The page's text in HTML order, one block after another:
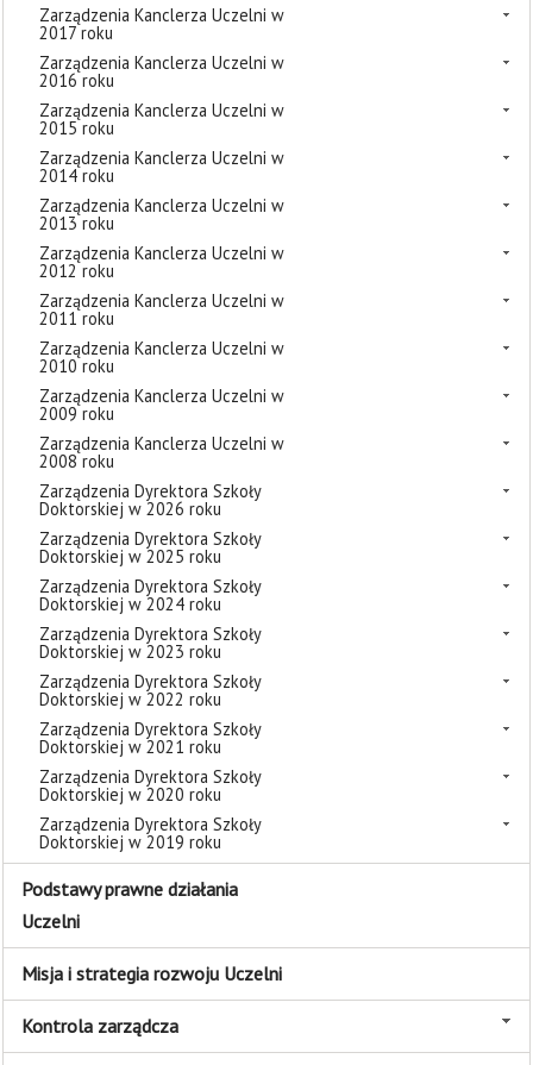
Zarządzenia Kanclerza Uczelni w
2017 roku
Zarządzenia Kanclerza Uczelni w
2016 roku
Zarządzenia Kanclerza Uczelni w
2015 roku
Zarządzenia Kanclerza Uczelni w
2014 roku
Zarządzenia Kanclerza Uczelni w
2013 roku
Zarządzenia Kanclerza Uczelni w
2012 roku
Zarządzenia Kanclerza Uczelni w
2011 roku
Zarządzenia Kanclerza Uczelni w
2010 roku
Zarządzenia Kanclerza Uczelni w
2009 roku
Zarządzenia Kanclerza Uczelni w
2008 roku
Zarządzenia Dyrektora Szkoły
Doktorskiej w 2026 roku
Zarządzenia Dyrektora Szkoły
Doktorskiej w 2025 roku
Zarządzenia Dyrektora Szkoły
Doktorskiej w 2024 roku
Zarządzenia Dyrektora Szkoły
Doktorskiej w 2023 roku
Zarządzenia Dyrektora Szkoły
Doktorskiej w 2022 roku
Zarządzenia Dyrektora Szkoły
Doktorskiej w 2021 roku
Zarządzenia Dyrektora Szkoły
Doktorskiej w 2020 roku
Zarządzenia Dyrektora Szkoły
Doktorskiej w 2019 roku
Podstawy prawne działania
Uczelni
Misja i strategia rozwoju Uczelni
Kontrola zarządcza